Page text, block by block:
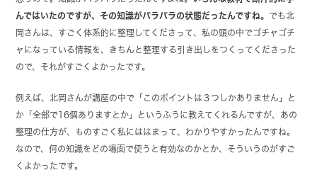
んではいたのですが、その知識がバラバラの状態だったんですね。 でも北
岡さんは、すごく体系的に整理してくださって、私の頭の中でゴチャゴチ
ャになっている情報を、きちんと整理する引き出しをつくってくださった
ので、それがすごくよかったです。
例えば、北岡さんが講座の中で「このポイントは３つしかありません」と
か「全部で16個ありますとか」というふうに教えてくれるんですが、あの
整理の仕方が、ものすごく私にははまって、わかりやすかったんですね。
なので、何の知識をどの場面で使うと有効なのかとか、そういうのがすご
くよかったです。